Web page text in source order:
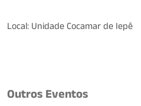
Local: Unidade Cocamar de Iepê
Outros Eventos